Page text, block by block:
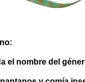
el nombre del